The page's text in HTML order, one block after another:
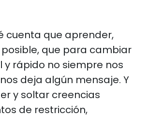
cuenta que aprender,
que para cambiar
y rápido no siempre nos
deja algún mensaje. Y
y soltar creencias
de restricción,